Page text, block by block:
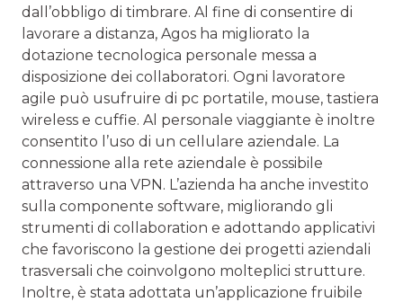
dall’obbligo di timbrare. Al fine di consentire di
lavorare a distanza, Agos ha migliorato la
dotazione tecnologica personale messa a
disposizione dei collaboratori. Ogni lavoratore
agile può usufruire di pc portatile, mouse, tastiera
wireless e cuffie. Al personale viaggiante è inoltre
consentito l’uso di un cellulare aziendale. La
connessione alla rete aziendale è possibile
attraverso una VPN. L’azienda ha anche investito
sulla componente software, migliorando gli
strumenti di collaboration e adottando applicativi
che favoriscono la gestione dei progetti aziendali
trasversali che coinvolgono molteplici strutture.
Inoltre, è stata adottata un’applicazione fruibile